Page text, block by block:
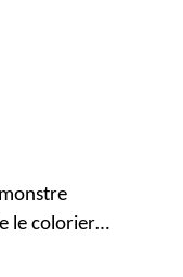
le colorier…